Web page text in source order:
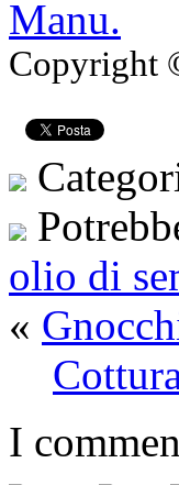
Manu.
Copyright
olio di
«
I